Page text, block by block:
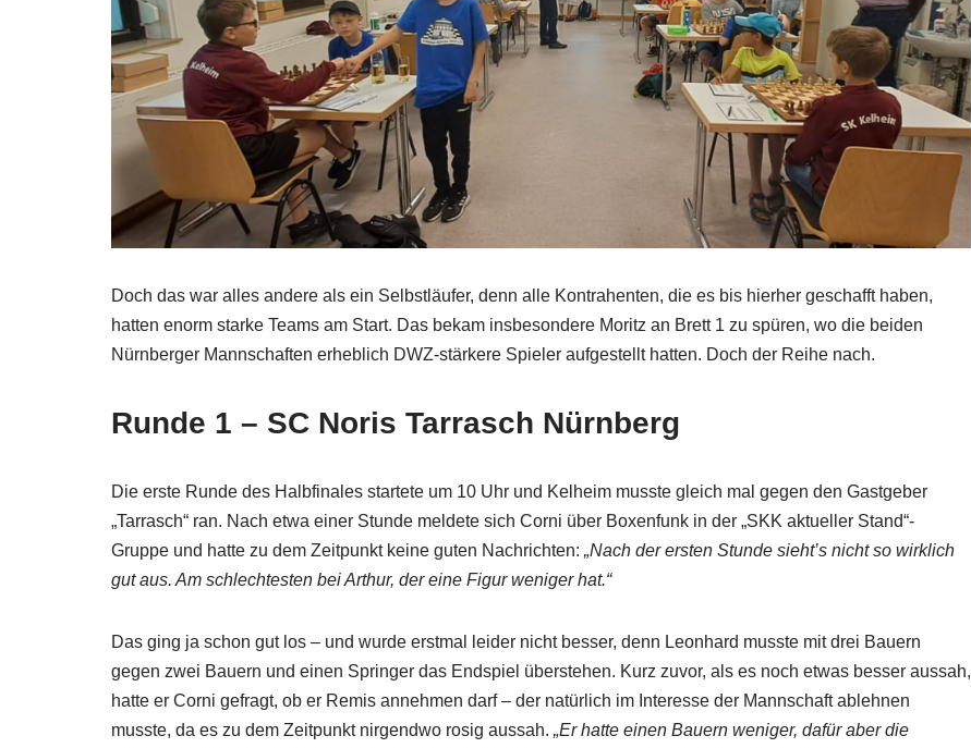
Doch das war alles andere als ein Selbstläufer, denn alle Kontrahenten, die es bis hierher geschafft haben,
hatten enorm starke Teams am Start. Das bekam insbesondere Moritz an Brett 1 zu spüren, wo die beiden
Nürnberger Mannschaften erheblich DWZ-stärkere Spieler aufgestellt hatten. Doch der Reihe nach.
Runde 1 – SC Noris Tarrasch Nürnberg
Die erste Runde des Halbfinales startete um 10 Uhr und Kelheim musste gleich mal gegen den Gastgeber
„Tarrasch“ ran. Nach etwa einer Stunde meldete sich Corni über Boxenfunk in der „SKK aktueller Stand“-
Gruppe und hatte zu dem Zeitpunkt keine guten Nachrichten: „Nach der ersten Stunde sieht’s nicht so wirklich
gut aus. Am schlechtesten bei Arthur, der eine Figur weniger hat.“
Das ging ja schon gut los – und wurde erstmal leider nicht besser, denn Leonhard musste mit drei Bauern
gegen zwei Bauern und einen Springer das Endspiel überstehen. Kurz zuvor, als es noch etwas besser aussah,
hatte er Corni gefragt, ob er Remis annehmen darf – der natürlich im Interesse der Mannschaft ablehnen
musste, da es zu dem Zeitpunkt nirgendwo rosig aussah. „Er hatte einen Bauern weniger, dafür aber die